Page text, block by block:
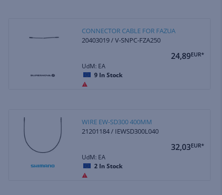
CONNECTOR CABLE FOR FAZUA
20403019 / V-SNPC-FZA250
24,89EUR*
UdM: EA
9 In Stock
WIRE EW-SD300 400MM
21201184 / IEWSD300L040
32,03EUR*
UdM: EA
2 In Stock